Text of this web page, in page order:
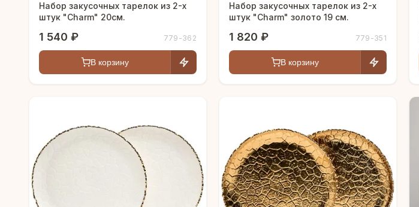
Набор закусочных тарелок из 2-х
штук "Charm" 20см.
1 540 ₽ 779-362
В корзину
Набор закусочных тарелок из 2-х
штук "Charm" золото 19 см.
1 820 ₽ 779-351
В корзину